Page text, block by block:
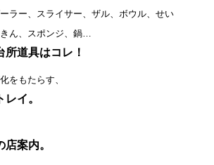
ラー、スライサー、ザル、ボウル、せい
ん、スポンジ、鍋…
道具はコレ！
をもたらす、
イ。
案内。